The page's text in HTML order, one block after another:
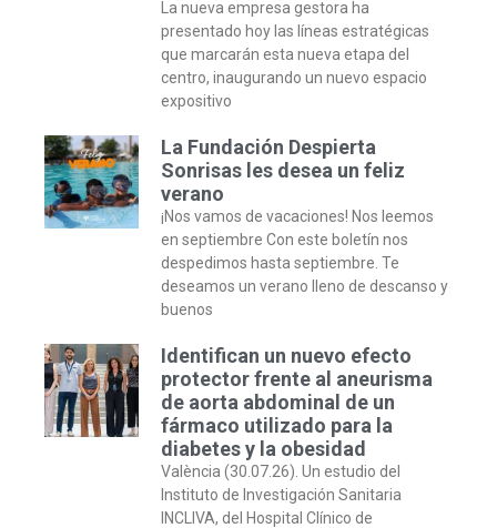
La nueva empresa gestora ha
presentado hoy las líneas estratégicas
que marcarán esta nueva etapa del
centro, inaugurando un nuevo espacio
expositivo
La Fundación Despierta
Sonrisas les desea un feliz
verano
¡Nos vamos de vacaciones! Nos leemos
en septiembre Con este boletín nos
despedimos hasta septiembre. Te
deseamos un verano lleno de descanso y
buenos
Identifican un nuevo efecto
protector frente al aneurisma
de aorta abdominal de un
fármaco utilizado para la
diabetes y la obesidad
València (30.07.26). Un estudio del
Instituto de Investigación Sanitaria
INCLIVA, del Hospital Clínico de